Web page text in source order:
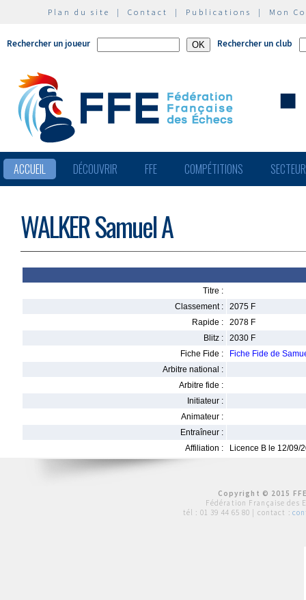
Plan du site | Contact | Publications | Mon
Rechercher un joueur Rechercher un club
ACCUEIL DÉCOUVRIR FFE COMPÉTITIONS
WALKER Samuel A
Titre :
Classement :
2075 F
Rapide :
2078 F
Blitz :
2030 F
Fiche Fide :
Fiche Fide de
Arbitre national :
Arbitre fide :
Initiateur :
Animateur :
Entraîneur :
Affiliation :
Licence B le 12/09/
Copyright © 2015
Fédération Française des
tél : 01 39 44 65 80 | contact :